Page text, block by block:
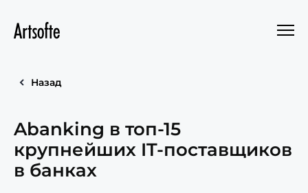
Назад
Abanking в топ-15
крупнейших IT-поставщиков
в банках